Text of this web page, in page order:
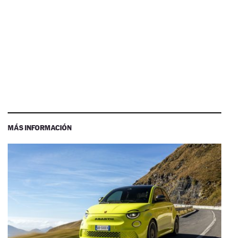
MÁS INFORMACIÓN